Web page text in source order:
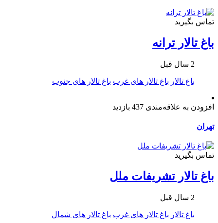
تماس بگیرید
باغ تالار ترانه
2 سال قبل
باغ تالار باغ تالار های غرب باغ تالار های جنوب
افزودن به علاقه‌مندی 437 بازدید
تهران
تماس بگیرید
باغ تالار تشریفات ملل
2 سال قبل
باغ تالار باغ تالار های غرب باغ تالار های شمال